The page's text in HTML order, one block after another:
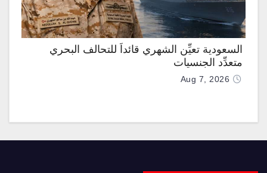
السعودية تعيِّن الشهري قائداً للتحالف البحري
متعدِّد الجنسيات
Aug 7, 2026